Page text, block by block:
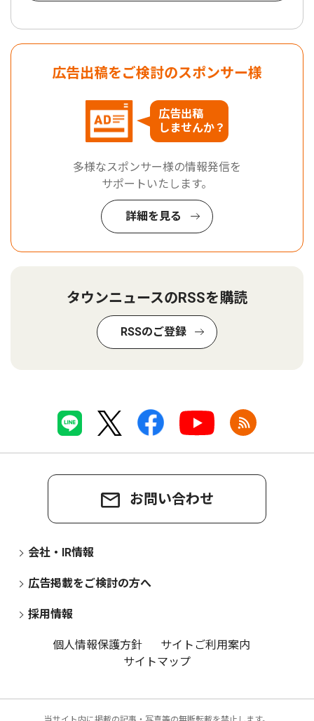
広告出稿をご検討のスポンサー様
広告出稿
しませんか？
多様なスポンサー様の情報発信を
サポートいたします。
詳細を見る
タウンニュースのRSSを購読
RSSのご登録
お問い合わせ
会社・IR情報
広告掲載をご検討の方へ
採用情報
個人情報保護方針
サイトご利用案内
サイトマップ